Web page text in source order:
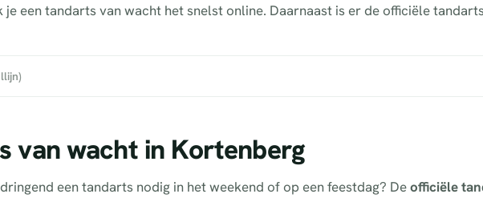
een tandarts van wacht het snelst online. Daarnaast is er de officiële
van wacht in Kortenberg
een tandarts nodig in het weekend of op een feestdag? Deofficiële